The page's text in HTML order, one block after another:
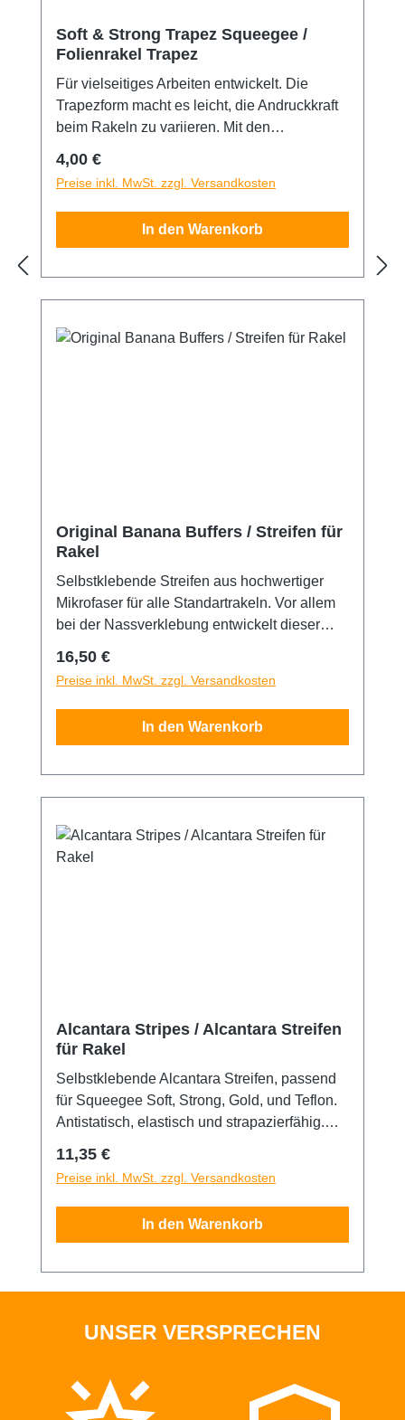
Soft & Strong Trapez Squeegee /
Folienrakel Trapez
Für vielseitiges Arbeiten entwickelt. Die
Trapezform macht es leicht, die Andruckkraft
beim Rakeln zu variieren. Mit den
ganz einfach in Sicken und Kanten hinein. In
zwei Härtegraden 65° und 80° Shore
erhältlich. Qualitätswerkzeug aus deutscher
Regulärer Preis:
4,00 €
Preise inkl. MwSt. zzgl. Versandkosten
In den Warenkorb
Original Banana Buffers / Streifen für
Rakel
Selbstklebende Streifen aus hochwertiger
Mikrofaser für alle Standartrakeln. Vor allem
bei der Nassverklebung entwickelt dieser
empfindliche Folien können so
beschädiguns- und kratzerfrei verklebt
werden. Passt sich durch den speziellen
Zuschnitt optimal an Rakeln mit einer Breite
Standartrakel ein ideales Werkzeug für die
Nassverklebung von besonders
Verpackungseinheit 5 Stück
Regulärer Preis:
16,50 €
Preise inkl. MwSt. zzgl. Versandkosten
In den Warenkorb
Alcantara Stripes / Alcantara Streifen
für Rakel
Selbstklebende Alcantara Streifen, passend
für Squeegee Soft, Strong, Gold, und Teflon.
Antistatisch, elastisch und strapazierfähig.
Regulärer Preis:
11,35 €
Preise inkl. MwSt. zzgl. Versandkosten
In den Warenkorb
UNSER VERSPRECHEN